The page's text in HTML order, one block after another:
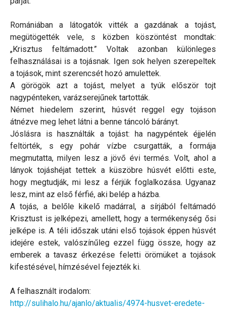
Romániában a látogatók vitték a gazdának a tojást,
megütögették vele, s közben köszöntést mondtak:
„Krisztus feltámadott.” Voltak azonban különleges
felhasználásai is a tojásnak. Igen sok helyen szerepeltek
a tojások, mint szerencsét hozó amulettek.
A görögök azt a tojást, melyet a tyúk először tojt
nagypénteken, varázserejűnek tartották.
Német hiedelem szerint, húsvét reggel egy tojáson
átnézve meg lehet látni a benne táncoló bárányt.
Jóslásra is használták a tojást: ha nagypéntek éjjelén
feltörték, s egy pohár vízbe csurgatták, a formája
megmutatta, milyen lesz a jövő évi termés. Volt, ahol a
lányok tojáshéjat tettek a küszöbre húsvét előtti este,
hogy megtudják, mi lesz a férjük foglalkozása. Ugyanaz
lesz, mint az első férfié, aki belép a házba.
A tojás, a belőle kikelő madárral, a sírjából feltámadó
Krisztust is jelképezi, amellett, hogy a termékenység ősi
jelképe is. A téli időszak utáni első tojások éppen húsvét
idejére estek, valószínűleg ezzel függ össze, hogy az
emberek a tavasz érkezése feletti örömüket a tojások
kifestésével, hímzésével fejezték ki.
A felhasznált irodalom:
http://sulihalo.hu/ajanlo/aktualis/4974-husvet-eredete-